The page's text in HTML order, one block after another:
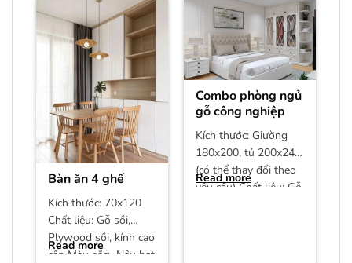
Bàn ăn 4 ghế
Kích thước: 70x120
Chất liệu: Gỗ sồi,
Plywood sồi, kính cao
cấp Màu sắc: Nâu hạt
Read more
Combo phòng ngủ
gỗ công nghiệp
Kích thước: Giường
180x200, tủ 200x240
(có thể thay đổi theo
yêu cầu) Chất liệu: Gỗ
Read more